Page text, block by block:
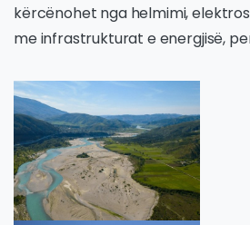
kërcënohet nga helmimi,
me infrastrukturat e energjisë,